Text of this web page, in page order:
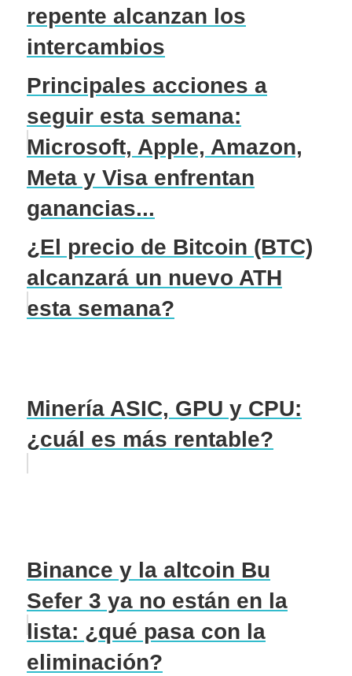
repente alcanzan los
intercambios
Principales acciones a
seguir esta semana:
Microsoft, Apple, Amazon,
Meta y Visa enfrentan
ganancias...
¿El precio de Bitcoin (BTC)
alcanzará un nuevo ATH
esta semana?
Minería ASIC, GPU y CPU:
¿cuál es más rentable?
Binance y la altcoin Bu
Sefer 3 ya no están en la
lista: ¿qué pasa con la
eliminación?